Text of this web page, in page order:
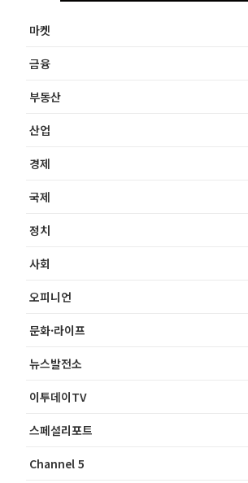
마켓
금융
부동산
산업
경제
국제
정치
사회
오피니언
문화·라이프
뉴스발전소
이투데이TV
스페셜리포트
Channel 5